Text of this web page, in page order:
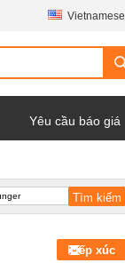
Vietnamese
Yêu cầu báo giá
Tiếp xúc